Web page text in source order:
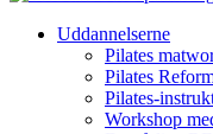
Uddannelserne
Pilates
Pilates
Pilates-
Workshop